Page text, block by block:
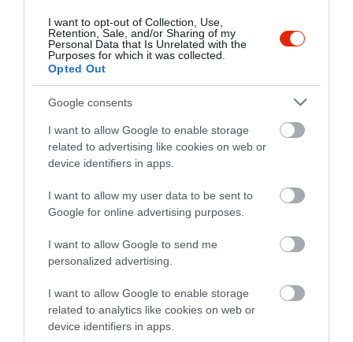
I want to opt-out of Collection, Use,
Retention, Sale, and/or Sharing of my
Personal Data that Is Unrelated with the
Purposes for which it was collected.
Opted Out
Google consents
I want to allow Google to enable storage
related to advertising like cookies on web or
device identifiers in apps.
I want to allow my user data to be sent to
Google for online advertising purposes.
I want to allow Google to send me
personalized advertising.
I want to allow Google to enable storage
related to analytics like cookies on web or
device identifiers in apps.
Értékelések Értékeld Te is
5.0 4 0
3 0
1 0
Hangulatos hely, kitűnő
konyha, a csoki mousse
kötelező!